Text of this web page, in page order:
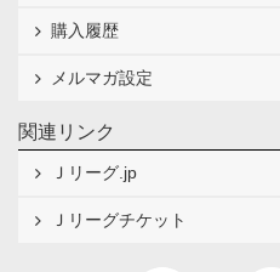
購入履歴
メルマガ設定
関連リンク
Ｊリーグ.jp
Ｊリーグチケット